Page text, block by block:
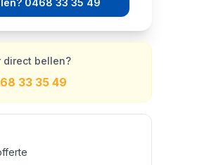
0468 33 35 49
direct bellen?
33 35 49